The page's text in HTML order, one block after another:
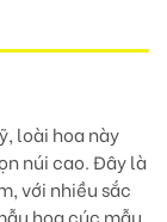
loài hoa này
núi cao. Đây là
với nhiều sắc
hoa cúc mẫu